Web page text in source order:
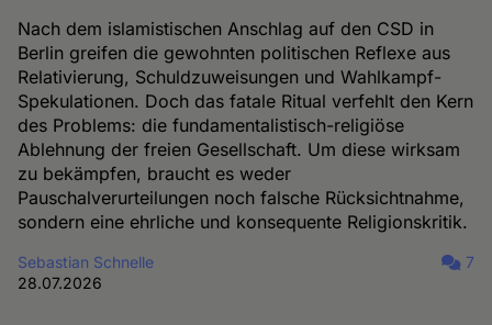
Nach dem islamistischen Anschlag auf den CSD in
Berlin greifen die gewohnten politischen Reflexe aus
Relativierung, Schuldzuweisungen und Wahlkampf-
Spekulationen. Doch das fatale Ritual verfehlt den Kern
des Problems: die fundamentalistisch-religiöse
Ablehnung der freien Gesellschaft. Um diese wirksam
zu bekämpfen, braucht es weder
Pauschalverurteilungen noch falsche Rücksichtnahme,
sondern eine ehrliche und konsequente Religionskritik.
Sebastian Schnelle
28.07.2026
7